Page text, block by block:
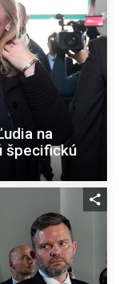
na
špecifickú